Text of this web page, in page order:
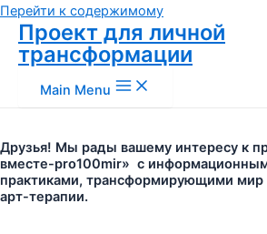
Перейти к содержимому
Проект для личной
трансформации
Main Menu
Друзья! Мы рады вашему интересу к
вместе-pro100mir» с
практиками, трансформирующими
арт-терапии.